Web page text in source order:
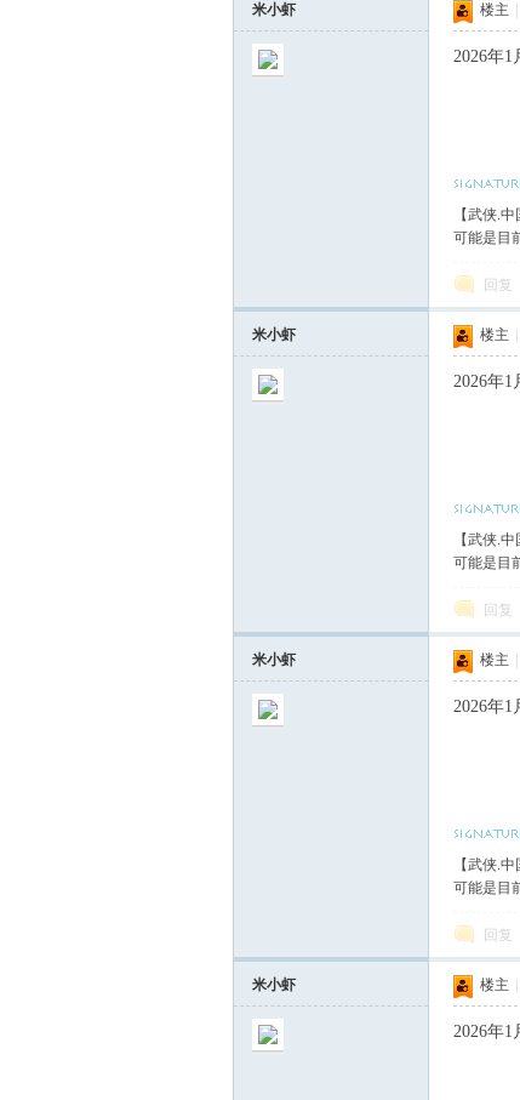
米小虾 楼主
2026年1
【武侠.
可能是目
回复
米小虾 楼主
2026年1
【武侠.
可能是目
回复
米小虾 楼主
2026年1
【武侠.
可能是目
回复
米小虾 楼主
2026年1